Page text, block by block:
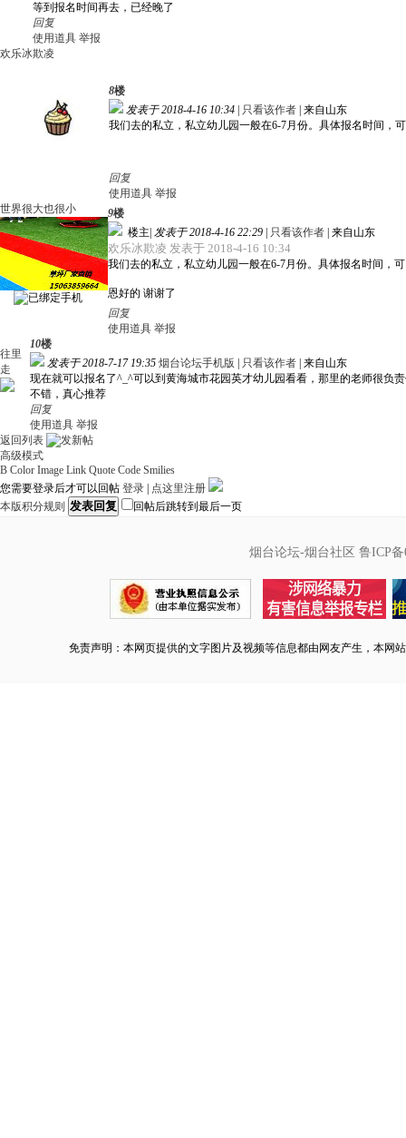
等到报名时间再去，已经晚了
回复
使用道具 举报
欢乐冰欺凌
8楼
发表于 2018-4-16 10:34
只看该作者 来自山东
我们去的私立，私立幼儿园一般在6-7月份。具体报名时间，
回复
使用道具 举报
世界很大也很小
9楼
楼主 发表于 2018-4-16 22:29 只看该作者 来自山东
欢乐冰欺凌 发表于 2018-4-16 10:34
我们去的私立，私立幼儿园一般在6-7月份。具体报名时间，
恩好的 谢谢了
回复
使用道具 举报
往里
走
10楼
发表于 2018-7-17 19:35 烟台论坛手机版 只看该作者 来自山东
现在就可以报名了^_^可以到黄海城市花园英才幼儿园看看，那里的老师很负
不错，真心推荐
回复
使用道具 举报
返回列表
高级模式
B Color Image Link Quote Code Smilies
您需要登录后才可以回帖 登录
点这里注册
本版积分规则 发表回复 回帖后跳转到最后一页
烟台论坛-烟台社区 鲁ICP备
免责声明：本网页提供的文字图片及视频等信息都由网友产生，本网